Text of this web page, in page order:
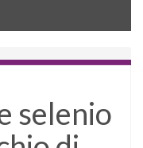
selenio